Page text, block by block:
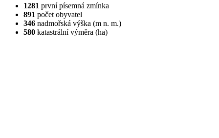
1281 první písemná zmínka
891 počet obyvatel
346 nadmořská výška (m n. m.)
580 katastrální výměra (ha)